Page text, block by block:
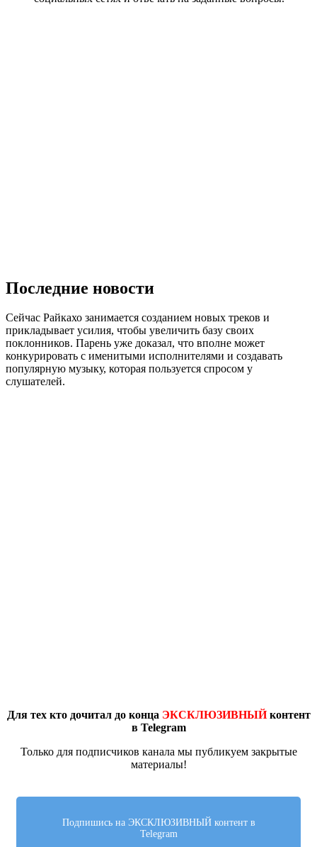
Последние новости
Сейчас Райкахо занимается созданием новых треков и
прикладывает усилия, чтобы увеличить базу своих
поклонников. Парень уже доказал, что вполне может
конкурировать с именитыми исполнителями и создавать
популярную музыку, которая пользуется спросом у
слушателей.
Для тех кто дочитал до конца ЭКСКЛЮЗИВНЫЙконтент
в Telegram
Только для подписчиков канала мы публикуем закрытые
материалы!
Подпишись на ЭКСКЛЮЗИВНЫЙ контент в
Telegram